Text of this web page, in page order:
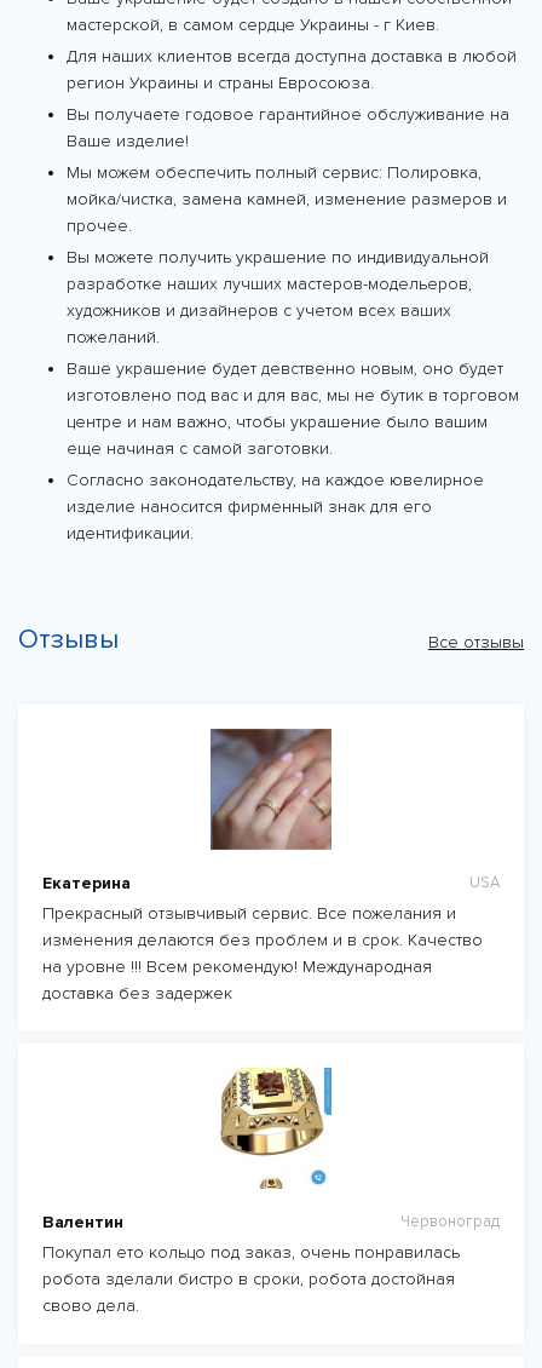
мастерской, в самом сердце Украины - г Киев.
Для наших клиентов всегда доступна доставка в любой
регион Украины и страны Евросоюза.
Вы получаете годовое гарантийное обслуживание на
Ваше изделие!
Мы можем обеспечить полный сервис: Полировка,
мойка/чистка, замена камней, изменение размеров и
прочее.
Вы можете получить украшение по индивидуальной
разработке наших лучших мастеров-модельеров,
художников и дизайнеров с учетом всех ваших
пожеланий.
Ваше украшение будет девственно новым, оно будет
изготовлено под вас и для вас, мы не бутик в торговом
центре и нам важно, чтобы украшение было вашим
еще начиная с самой заготовки.
Согласно законодательству, на каждое ювелирное
изделие наносится фирменный знак для его
идентификации.
Отзывы Все отзывы
Екатерина USA
Прекрасный отзывчивый сервис. Все пожелания и
изменения делаются без проблем и в срок. Качество
на уровне !!! Всем рекомендую! Международная
доставка без задержек
Валентин Червоноград
Покупал ето кольцо под заказ, очень понравилась
робота зделали бистро в сроки, робота достойная
свово дела.